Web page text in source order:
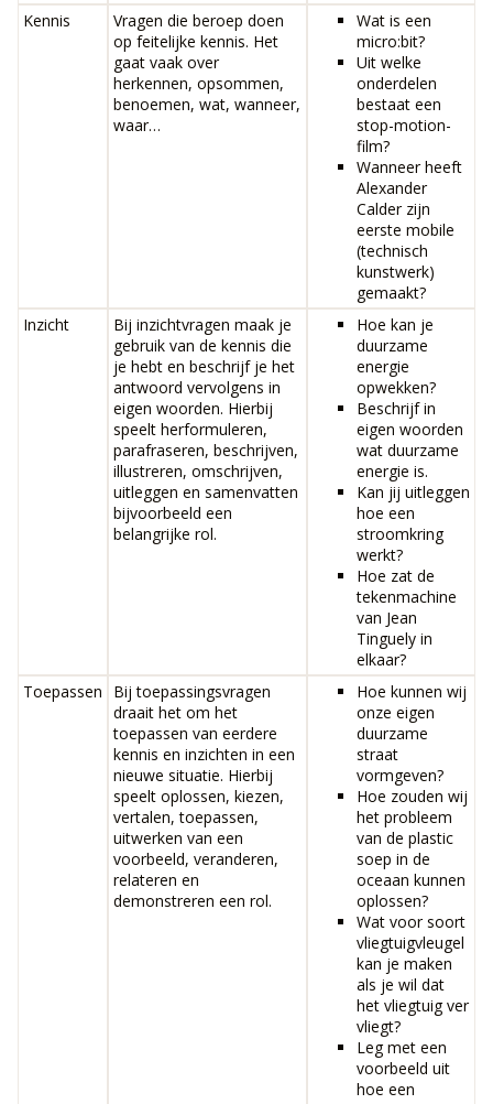
Kennis
Vragen die beroep doen
op feitelijke kennis. Het
gaat vaak over
herkennen, opsommen,
benoemen, wat, wanneer,
waar…
Wat is een
micro:bit?
Uit welke
onderdelen
bestaat een
stop-motion-
film?
Wanneer heeft
Alexander
Calder zijn
eerste mobile
(technisch
kunstwerk)
gemaakt?
Inzicht
Bij inzichtvragen maak je
gebruik van de kennis die
je hebt en beschrijf je het
antwoord vervolgens in
eigen woorden. Hierbij
speelt herformuleren,
parafraseren, beschrijven,
illustreren, omschrijven,
uitleggen en samenvatten
bijvoorbeeld een
belangrijke rol.
Hoe kan je
duurzame
energie
opwekken?
Beschrijf in
eigen woorden
wat duurzame
energie is.
Kan jij uitleggen
hoe een
stroomkring
werkt?
Hoe zat de
tekenmachine
van Jean
Tinguely in
elkaar?
Toepassen
Bij toepassingsvragen
draait het om het
toepassen van eerdere
kennis en inzichten in een
nieuwe situatie. Hierbij
speelt oplossen, kiezen,
vertalen, toepassen,
uitwerken van een
voorbeeld, veranderen,
relateren en
demonstreren een rol.
Hoe kunnen wij
onze eigen
duurzame
straat
vormgeven?
Hoe zouden wij
het probleem
van de plastic
soep in de
oceaan kunnen
oplossen?
Wat voor soort
vliegtuigvleugel
kan je maken
als je wil dat
het vliegtuig ver
vliegt?
Leg met een
voorbeeld uit
hoe een